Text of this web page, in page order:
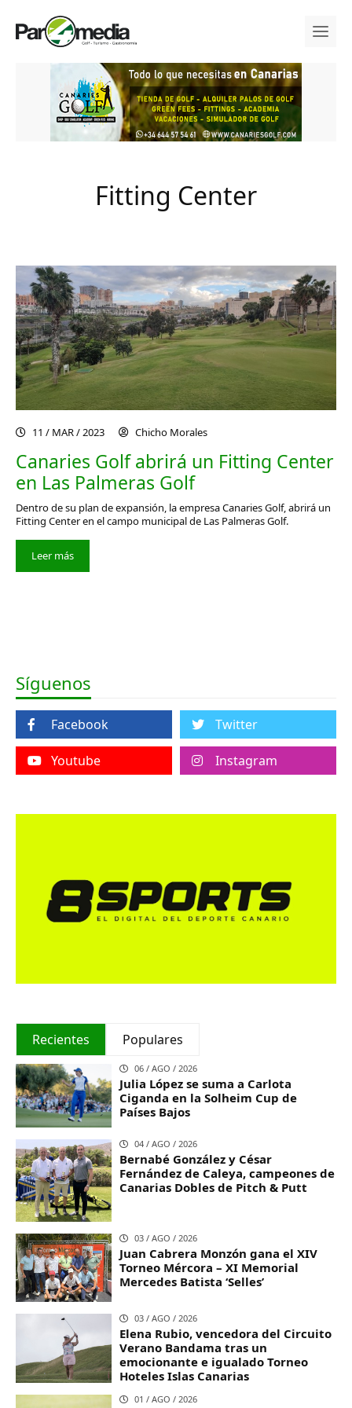
Fitting Center
11 / MAR / 2023 Chicho Morales
Canaries Golf abrirá un Fitting Center
en Las Palmeras Golf
Dentro de su plan de expansión, la empresa Canaries Golf, abrirá un
Fitting Center en el campo municipal de Las Palmeras Golf.
Leer más
Síguenos
Facebook Twitter
Youtube Instagram
Recientes Populares
06 / AGO / 2026
Julia López se suma a Carlota
Ciganda en la Solheim Cup de
Países Bajos
04 / AGO / 2026
Bernabé González y César
Fernández de Caleya, campeones de
Canarias Dobles de Pitch & Putt
03 / AGO / 2026
Juan Cabrera Monzón gana el XIV
Torneo Mércora – XI Memorial
Mercedes Batista ‘Selles’
03 / AGO / 2026
Elena Rubio, vencedora del Circuito
Verano Bandama tras un
emocionante e igualado Torneo
Hoteles Islas Canarias
01 / AGO / 2026